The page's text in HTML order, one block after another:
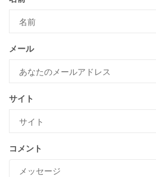
メール
サイト
コメント